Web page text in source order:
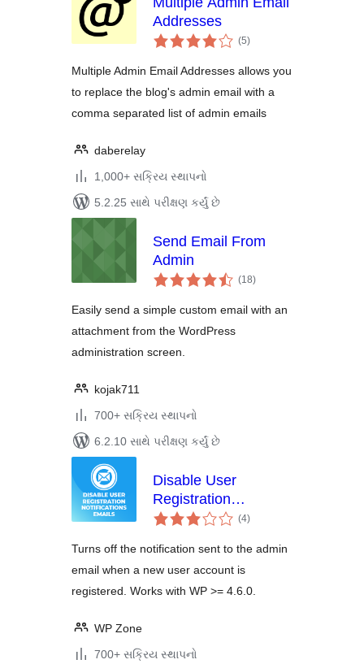
Addresses
(5કુલ
રેટિંગ્સ
)
Multiple Admin Email Addresses allows you
to replace the blog's admin email with a
comma separated list of admin emails
daberelay
1,000+ સક્રિય સ્થાપનો
5.2.25 સાથે પરીક્ષણ કર્યું છે
Send Email From
Admin
(18કુલ
રેટિંગ્સ
)
Easily send a simple custom email with an
attachment from the WordPress
administration screen.
kojak711
700+ સક્રિય સ્થાપનો
6.2.10 સાથે પરીક્ષણ કર્યું છે
Disable User
Registration
Notification Emails
(4કુલ
રેટિંગ્સ
)
Turns off the notification sent to the admin
email when a new user account is
registered. Works with WP >= 4.6.0.
WP Zone
700+ સક્રિય સ્થાપનો